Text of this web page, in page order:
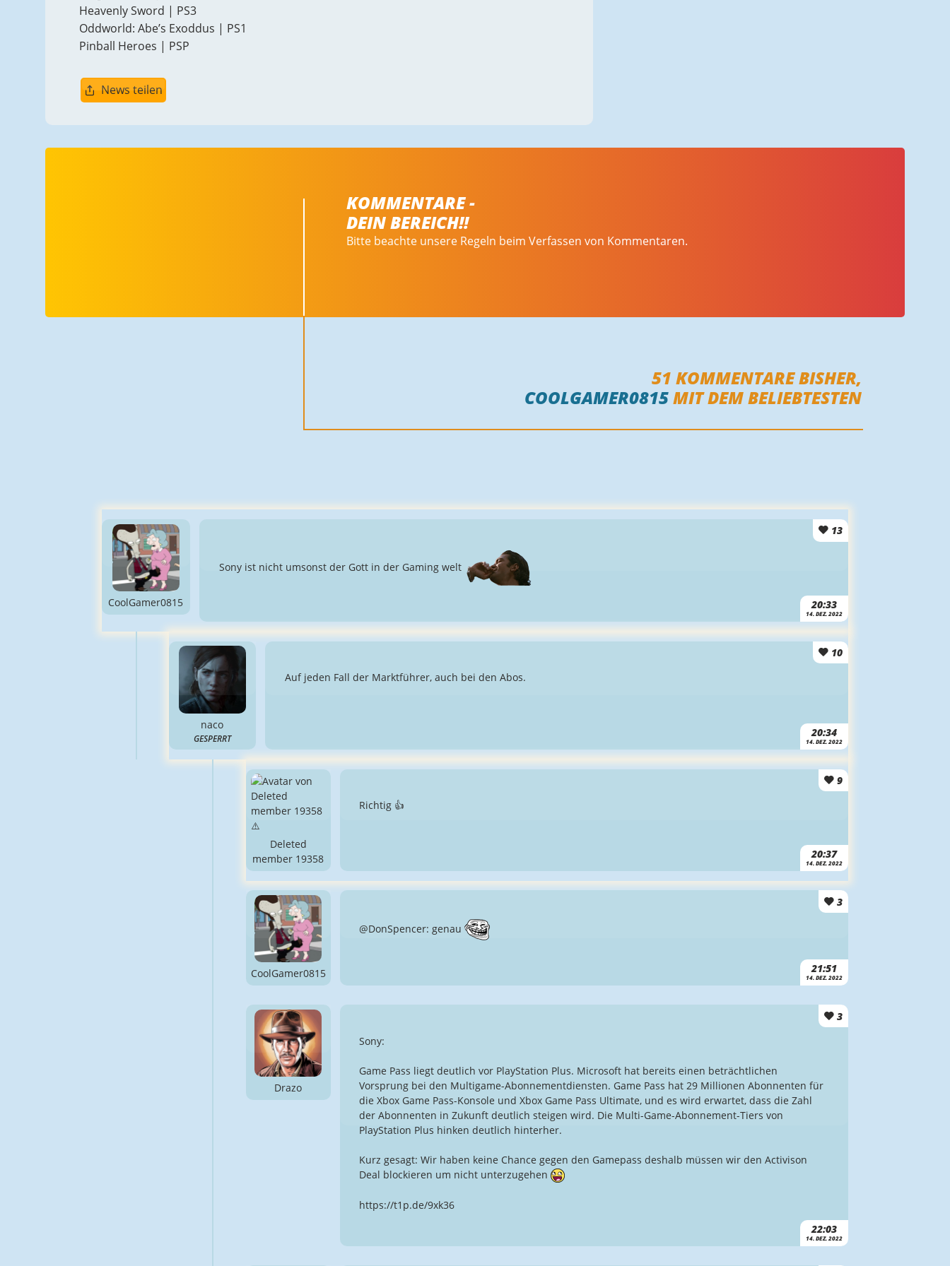
Heavenly Sword | PS3
Oddworld: Abe’s Exoddus | PS1
Pinball Heroes | PSP
News teilen
KOMMENTARE -
DEIN BEREICH!!
Bitte beachte unsere Regeln beim Verfassen von Kommentaren.
51 KOMMENTARE BISHER,
COOLGAMER0815MIT DEM BELIEBTESTEN
CoolGamer0815
13
20:33
14. DEZ. 2022
Sony ist nicht umsonst der Gott in der Gaming welt
naco
GESPERRT
10
20:34
14. DEZ. 2022
Auf jeden Fall der Marktführer, auch bei den Abos.
Deleted
member 19358
9
20:37
14. DEZ. 2022
Richtig 👍
CoolGamer0815
3
21:51
14. DEZ. 2022
@DonSpencer: genau
Drazo
3
22:03
14. DEZ. 2022
Sony:
Game Pass liegt deutlich vor PlayStation Plus. Microsoft hat bereits einen beträchtlichen
Vorsprung bei den Multigame-Abonnementdiensten. Game Pass hat 29 Millionen Abonnenten für
die Xbox Game Pass-Konsole und Xbox Game Pass Ultimate, und es wird erwartet, dass die Zahl
der Abonnenten in Zukunft deutlich steigen wird. Die Multi-Game-Abonnement-Tiers von
PlayStation Plus hinken deutlich hinterher.
Kurz gesagt: Wir haben keine Chance gegen den Gamepass deshalb müssen wir den Activison
Deal blockieren um nicht unterzugehen
https://t1p.de/9xk36